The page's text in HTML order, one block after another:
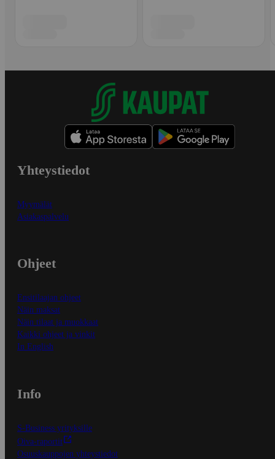
Yhteystiedot
Myymälät
Asiakaspalvelu
Ohjeet
Ensitilaajan ohjeet
Näin maksat
Näin tilaat ja muokkaat
Kaikki ohjeet ja vinkit
In English
Info
S-Business yrityksille
Oiva-raportit
Osuuskauppojen yhteystiedot